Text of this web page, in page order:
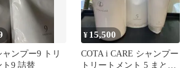
ンプー9 トリ
ト9 詰替
¥ 15,500
COTA i CARE シャンプー
トリートメント 5 まとめ